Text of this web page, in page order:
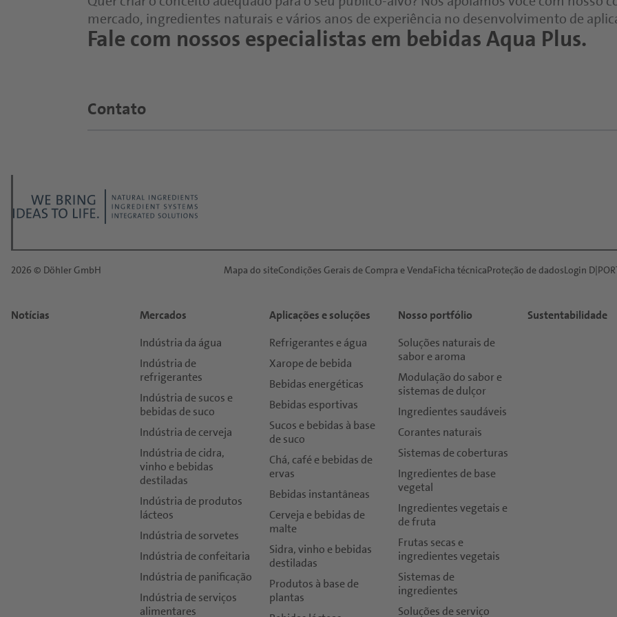
mercado, ingredientes naturais e vários anos de experiência no desenvolvimento de
Fale com nossos especialistas em bebidas Aqua Plus.
Contato
2026 © Döhler GmbH Mapa do siteCondições Gerais de Compra e VendaFicha técnicaProteção de dadosLogin
Notícias
Mercados
Indústria da água
Indústria de
refrigerantes
Indústria de sucos e
bebidas de suco
Indústria de cerveja
Indústria de cidra,
vinho e bebidas
destiladas
Indústria de produtos
lácteos
Indústria de sorvetes
Indústria de confeitaria
Indústria de panificação
Indústria de serviços
alimentares
Aplicações e soluções
Refrigerantes e água
Xarope de bebida
Bebidas energéticas
Bebidas esportivas
Sucos e bebidas à base
de suco
Chá, café e bebidas de
ervas
Bebidas instantâneas
Cerveja e bebidas de
malte
Sidra, vinho e bebidas
destiladas
Produtos à base de
plantas
Nosso portfólio
Soluções naturais de
sabor e aroma
Modulação do sabor e
sistemas de dulçor
Ingredientes saudáveis
Corantes naturais
Sistemas de coberturas
Ingredientes de base
vegetal
Ingredientes vegetais e
de fruta
Frutas secas e
ingredientes vegetais
Sistemas de
ingredientes
Soluções de serviço
Sustentabilidade